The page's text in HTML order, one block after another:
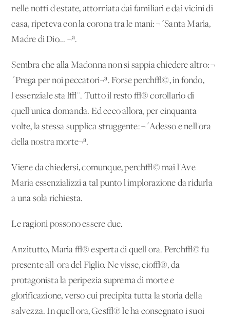
nelle notti d'estate, attorniata dai familiari e dai vicini di
casa, ripeteva con la corona tra le mani: ¬´Santa Maria,
Madre di Dio... ¬ª.
Sembra che alla Madonna non si sappia chiedere altro: ¬
´Prega per noi peccatori¬ª. Forse perch√©, in fondo,
l'essenziale sta l√¨. Tutto il resto √® corollario di
quell'unica domanda. Ed ecco allora, per cinquanta
volte, la stessa supplica struggente: ¬´Adesso e nell'ora
della nostra morte¬ª.
Viene da chiedersi, comunque, perch√© mai l'Ave
Maria essenzializzi a tal punto l'implorazione da ridurla
a una sola richiesta.
Le ragioni possono essere due.
Anzitutto, Maria √® esperta di quell'ora. Perch√© fu
presente all' ora del Figlio. Ne visse, cio√®, da
protagonista la peripezia suprema di morte e
glorificazione, verso cui precipita tutta la storia della
salvezza. In quell'ora, Ges√π le ha consegnato i suoi